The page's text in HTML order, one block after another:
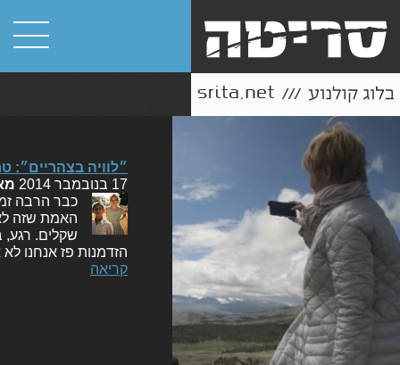
״לוויה בצהריים״:
17 בנובמבר 2014
כבר הרבה
האמת שזה
שקלים.
הזדמנות פז אנחנו
קריאה